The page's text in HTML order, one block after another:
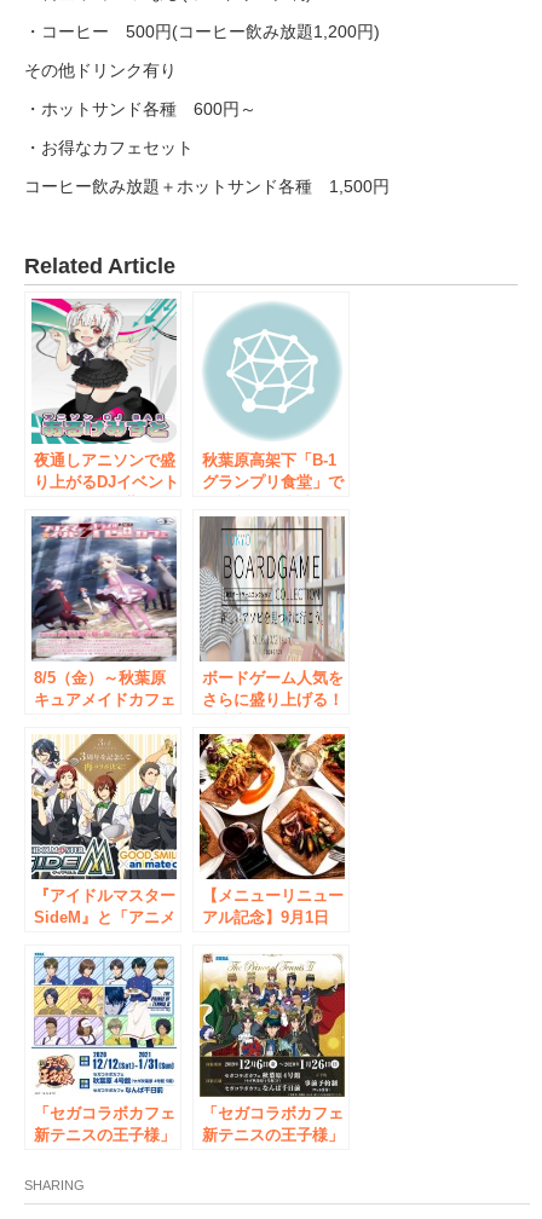
・コーヒー 500円(コーヒー飲み放題1,200円)
その他ドリンク有り
・ホットサンド各種 600円～
・お得なカフェセット
コーヒー飲み放題＋ホットサンド各種 1,500円
Related Article
夜通しアニソンで盛
り上がるDJイベント
アニソンDJバーで開
催！
秋葉原高架下「B-1
グランプリ食堂」で
メが半額！「さよな
ら第２章お客さま大
感謝祭」開催
8/5（金）～秋葉原
キュアメイドカフェ
liner プリズマ☆イ
リヤ ドライ！！』
コラボカフェ開催
中！
ボードゲーム人気を
さらに盛り上げる！
コレクション』 10
月2日(日)秋葉原・浅
草橋にて開催 国
内・海外ボードゲー
ムの販売、試遊やス
テージイベント等
アソビが満載！
『アイドルマスター
SideM』と「アニメ
ボレーションカフェ
が開催決定！ 6月
30日～ グッドスマ
イル×アニメイトカ
フェ秋葉原にて開催
【メニューリニュー
アル記念】9月1日
（水）ご予約でご来
店いただいた方全員
にハンバーグやオマ
ール海老、鴨など12
種のガレットやイン
スタ映え必至の12種
のクレープ、全24品
が半額！！
「セガコラボカフェ
新テニスの王子様」
「セガコラボカフェ
新テニスの王子様」
SHARING